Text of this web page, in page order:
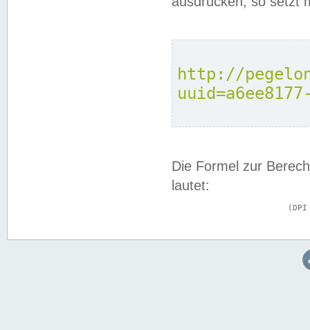
http://
Die Formel zur
lautet: